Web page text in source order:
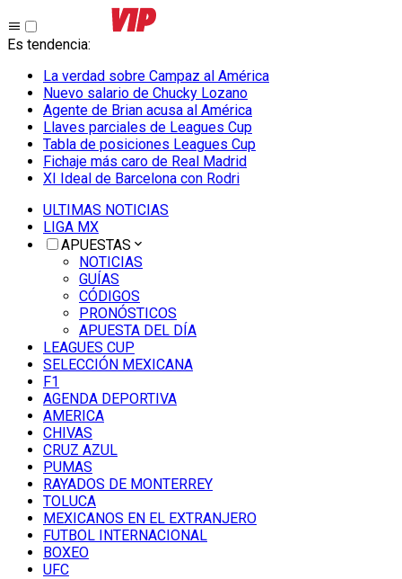
Es tendencia:
La verdad sobre Campaz al América
Nuevo salario de Chucky Lozano
Agente de Brian acusa al América
Llaves parciales de Leagues Cup
Tabla de posiciones Leagues Cup
Fichaje más caro de Real Madrid
XI Ideal de Barcelona con Rodri
ULTIMAS NOTICIAS
LIGA MX
APUESTAS
NOTICIAS
GUÍAS
CÓDIGOS
PRONÓSTICOS
APUESTA DEL DÍA
LEAGUES CUP
SELECCIÓN MEXICANA
F1
AGENDA DEPORTIVA
AMERICA
CHIVAS
CRUZ AZUL
PUMAS
RAYADOS DE MONTERREY
TOLUCA
MEXICANOS EN EL EXTRANJERO
FUTBOL INTERNACIONAL
BOXEO
UFC